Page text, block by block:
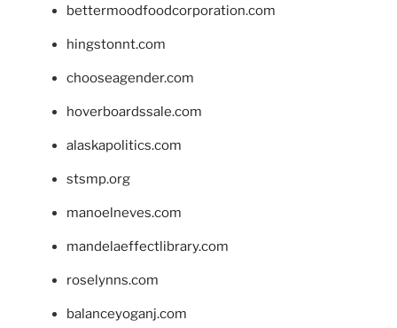
bettermoodfoodcorporation.com
hingstonnt.com
chooseagender.com
hoverboardssale.com
alaskapolitics.com
stsmp.org
manoelneves.com
mandelaeffectlibrary.com
roselynns.com
balanceyoganj.com